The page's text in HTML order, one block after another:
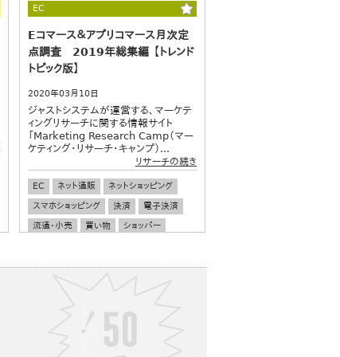
調理器具
EC
Eコマース＆アプリコマース月次定
点調査 2019年総集編 【トレンド
トピック版】
2020年03月10日
ジャストシステムが運営する、マーケテ
ィングリサーチに関する情報サイト
「Marketing Research Camp（マー
ケティング・リサーチ・キャンプ）...
リサーチの続き
EC ネット通販
ネットショッピング
スマホショッピング
決済
電子決済
流通・小売
買い物 ショッパー